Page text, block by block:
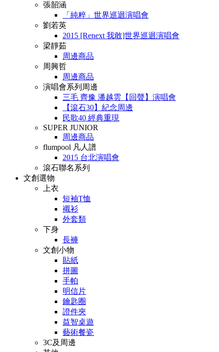
張韶涵
「純粹」世界巡迴演唱會
劉若英
2015 [Renext 我敢]世界巡迴演唱會
梁靜茹
周邊商品
周興哲
周邊商品
演唱會系列周邊
三毛 齊豫 潘越雲【回聲】演唱會
【滾石30】紀念周邊
民歌40 經典重現
SUPER JUNIOR
周邊商品
flumpool 凡人譜
2015 台北演唱會
滾石聯名系列
文創選物
上衣
短袖T恤
襯衫
外套類
下身
長褲
文創小物
貼紙
拼圖
手帕
明信片
鑰匙圈
證件夾
益智桌遊
藝術餐瓷
3C及周邊